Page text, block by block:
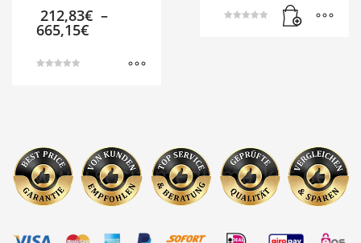
212,83€ –
665,15€
mehrere
Varianten
auf.
Die
können